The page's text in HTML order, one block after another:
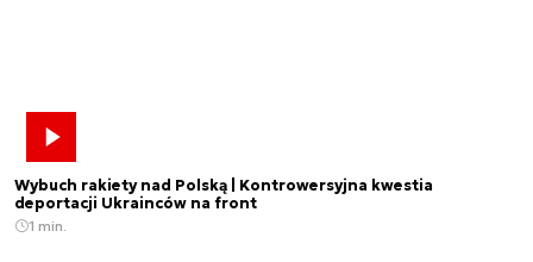
Wybuch rakiety nad Polską | Kontrowersyjna kwestia
deportacji Ukrainców na front
1 min.